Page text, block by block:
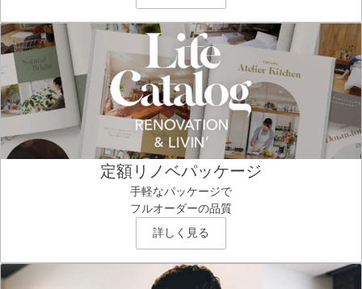
定額リノベパッケージ
手軽なパッケージで
フルオーダーの品質
詳しく見る